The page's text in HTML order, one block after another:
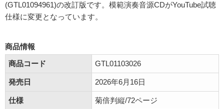
(GTL01094961)の改訂版です。模範演奏音源CDがYouTube試聴
仕様に変更となっています。
商品情報
商品コード
GTL01103026
発売日 2026年6月16日
仕様 菊倍判縦/72ページ